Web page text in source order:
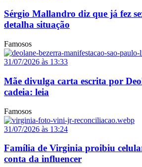
Sérgio Mallandro diz que já fez
detalha situação
Famosos
31/07/2026 às 13:33
Mãe divulga carta escrita por
cadeia: leia
Famosos
31/07/2026 às 13:24
Família de Virginia proibiu
conta da influencer